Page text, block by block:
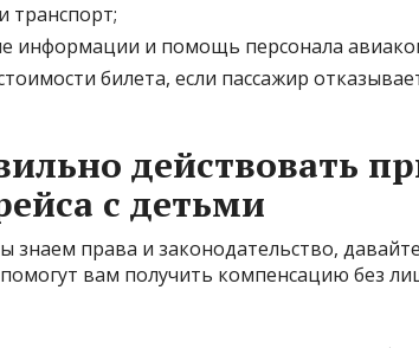
транспорт;
информации и помощь персонала
билета, если пассажир
действовать
с детьми
знаем права и законодательство,
вам получить компенсацию без